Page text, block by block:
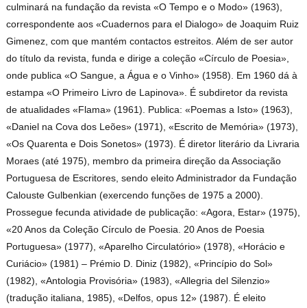
culminará na fundação da revista «O Tempo e o Modo» (1963),
correspondente aos «Cuadernos para el Dialogo» de Joaquim Ruiz
Gimenez, com que mantém contactos estreitos. Além de ser autor
do título da revista, funda e dirige a coleção «Círculo de Poesia»,
onde publica «O Sangue, a Água e o Vinho» (1958). Em 1960 dá à
estampa «O Primeiro Livro de Lapinova». É subdiretor da revista
de atualidades «Flama» (1961). Publica: «Poemas a Isto» (1963),
«Daniel na Cova dos Leões» (1971), «Escrito de Memória» (1973),
«Os Quarenta e Dois Sonetos» (1973). É diretor literário da Livraria
Moraes (até 1975), membro da primeira direção da Associação
Portuguesa de Escritores, sendo eleito Administrador da Fundação
Calouste Gulbenkian (exercendo funções de 1975 a 2000).
Prossegue fecunda atividade de publicação: «Agora, Estar» (1975),
«20 Anos da Coleção Círculo de Poesia. 20 Anos de Poesia
Portuguesa» (1977), «Aparelho Circulatório» (1978), «Horácio e
Curiácio» (1981) – Prémio D. Diniz (1982), «Princípio do Sol»
(1982), «Antologia Provisória» (1983), «Allegria del Silenzio»
(tradução italiana, 1985), «Delfos, opus 12» (1987). É eleito